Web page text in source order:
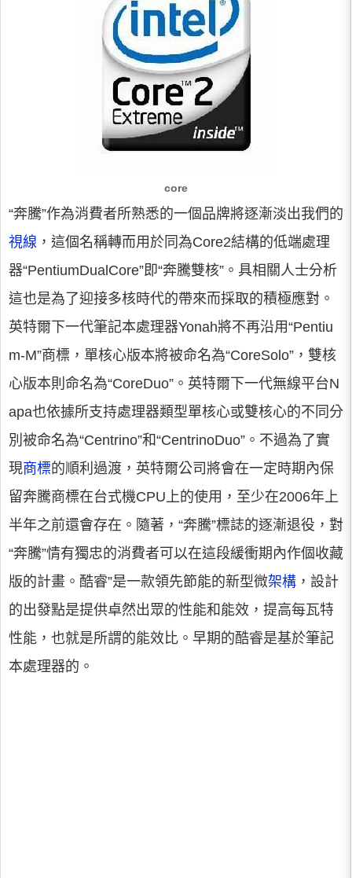
core
“奔騰”作為消費者所熟悉的一個品牌將逐漸淡出我們的
視線 ，這個名稱轉而用於同為Core2結構的低端處理
器“PentiumDualCore”即“奔騰雙核”。具相關人士分析
這也是為了迎接多核時代的帶來而採取的積極應對。
英特爾下一代筆記本處理器Yonah將不再沿用“Pentiu
m-M”商標，單核心版本將被命名為“CoreSolo”，雙核
心版本則命名為“CoreDuo”。英特爾下一代無線平台N
apa也依據所支持處理器類型單核心或雙核心的不同分
別被命名為“Centrino”和“CentrinoDuo”。不過為了實
現商標的順利過渡，英特爾公司將會在一定時期內保
留奔騰商標在台式機CPU上的使用，至少在2006年上
半年之前還會存在。隨著，“奔騰”標誌的逐漸退役，對
“奔騰”情有獨忠的消費者可以在這段緩衝期內作個收藏
版的計畫。酷睿”是一款領先節能的新型微架構 ，設計
的出發點是提供卓然出眾的性能和能效，提高每瓦特
性能，也就是所謂的能效比。早期的酷睿是基於筆記
本處理器的。